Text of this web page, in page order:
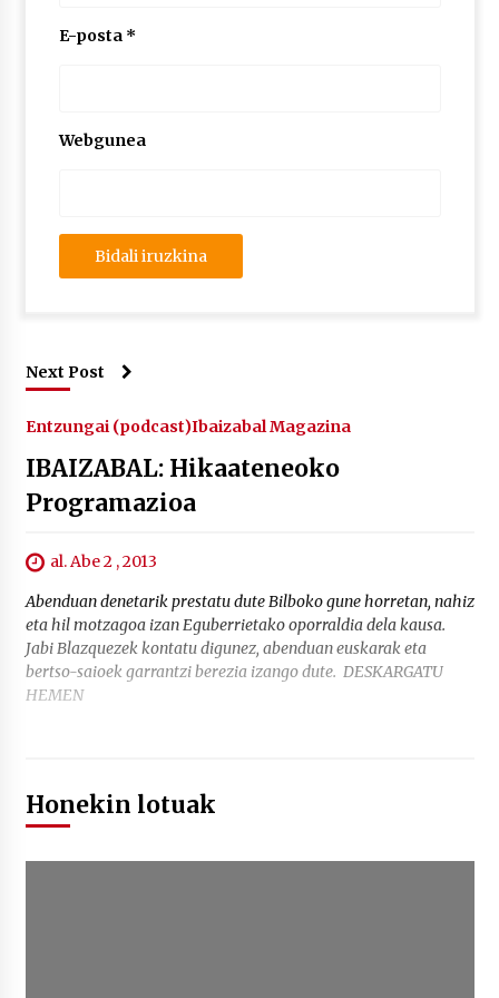
E-posta *
Webgunea
Next Post
Entzungai (podcast)Ibaizabal Magazina
IBAIZABAL: Hikaateneoko
Programazioa
al. Abe 2 , 2013
Abenduan denetarik prestatu dute Bilboko gune horretan, nahiz
eta hil motzagoa izan Eguberrietako oporraldia dela kausa.
Jabi Blazquezek kontatu digunez, abenduan euskarak eta
bertso-saioek garrantzi berezia izango dute. DESKARGATU
HEMEN
Honekin lotuak